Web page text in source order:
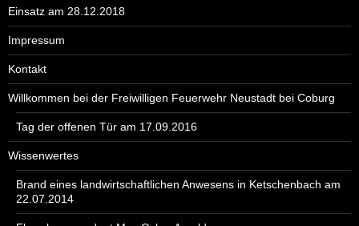
Einsatz am 28.12.2018
Impressum
Kontakt
Willkommen bei der Freiwilligen Feuerwehr Neustadt bei Coburg
Tag der offenen Tür am 17.09.2016
Wissenwertes
Brand eines landwirtschaftlichen Anwesens in Ketschenbach am
22.07.2014